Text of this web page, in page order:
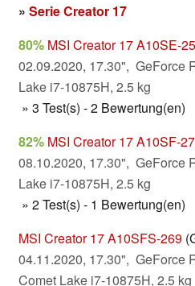
» Serie Creator 17
80% MSI Creator 17 A10SE-
02.09.2020, 17.30", GeForce
Lake i7-10875H, 2.5 kg
» 3 Test(s) - 2 Bewertung(en)
82% MSI Creator 17 A10SF-
08.10.2020, 17.30", GeForce
Lake i7-10875H, 2.5 kg
» 2 Test(s) - 1 Bewertung(en)
MSI Creator 17 A10SFS-269
04.11.2020, 17.30", GeForce
Comet Lake i7-10875H, 2.5 kg